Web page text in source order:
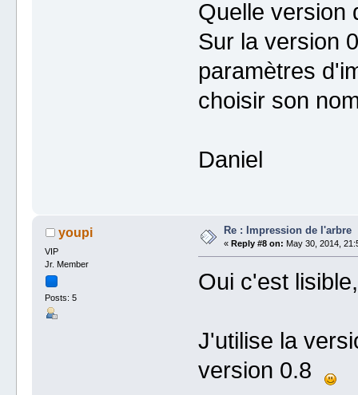
Quelle version
Sur la version
paramètres
choisir son
Daniel
youpi
VIP
Jr. Member
Posts: 5
Re : Impression de l'arbre
« Reply #8 on: May 30, 2014,
Oui c'est
J'utilise la
version 0.8